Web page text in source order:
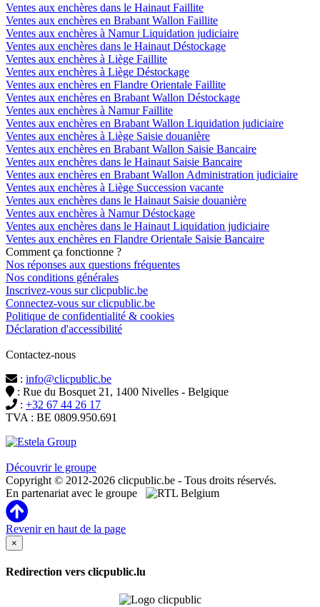
Ventes aux enchères dans le Hainaut Faillite
Ventes aux enchères en Brabant Wallon Faillite
Ventes aux enchères à Namur Liquidation judiciaire
Ventes aux enchères dans le Hainaut Déstockage
Ventes aux enchères à Liège Faillite
Ventes aux enchères à Liège Déstockage
Ventes aux enchères en Flandre Orientale Faillite
Ventes aux enchères en Brabant Wallon Déstockage
Ventes aux enchères à Namur Faillite
Ventes aux enchères en Brabant Wallon Liquidation judiciaire
Ventes aux enchères à Liège Saisie douanière
Ventes aux enchères en Brabant Wallon Saisie Bancaire
Ventes aux enchères dans le Hainaut Saisie Bancaire
Ventes aux enchères en Brabant Wallon Administration judiciaire
Ventes aux enchères à Liège Succession vacante
Ventes aux enchères dans le Hainaut Saisie douanière
Ventes aux enchères à Namur Déstockage
Ventes aux enchères dans le Hainaut Liquidation judiciaire
Ventes aux enchères en Flandre Orientale Saisie Bancaire
Comment ça fonctionne ?
Nos réponses aux questions fréquentes
Nos conditions générales
Inscrivez-vous sur clicpublic.be
Connectez-vous sur clicpublic.be
Politique de confidentialité & cookies
Déclaration d'accessibilité
Contactez-nous
: info@clicpublic.be
: Rue du Bosquet 21, 1400 Nivelles - Belgique
: +32 67 44 26 17
TVA : BE 0809.950.691
Découvrir le groupe
Copyright © 2012-2026 clicpublic.be - Tous droits réservés.
En partenariat avec le groupe
Revenir en haut de la page
×
Redirection vers clicpublic.lu